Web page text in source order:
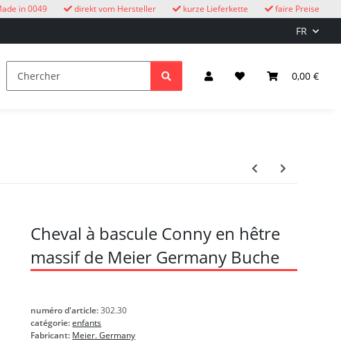
faire Preise
kurze Lieferkette
direkt vom Hersteller
in 0049
FR
0,00 €
Coucous Éclairage et électricité
Cheval à bascule Conny en hêtre
massif de Meier Germany Buche
numéro d'article:302.30
catégorie:enfants
Fabricant: Meier. Germany